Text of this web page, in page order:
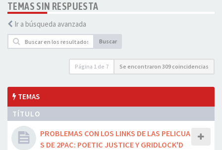
TEMAS SIN RESPUESTA
Ir a búsqueda avanzada
Buscar
Página 1 de 7 Se encontraron 309 coincidencias
TEMAS
TÍTULO
PROBLEMAS CON LOS LINKS DE LAS PELICUA
S DE 2PAC: POETIC JUSTICE Y GRIDLOCK'D